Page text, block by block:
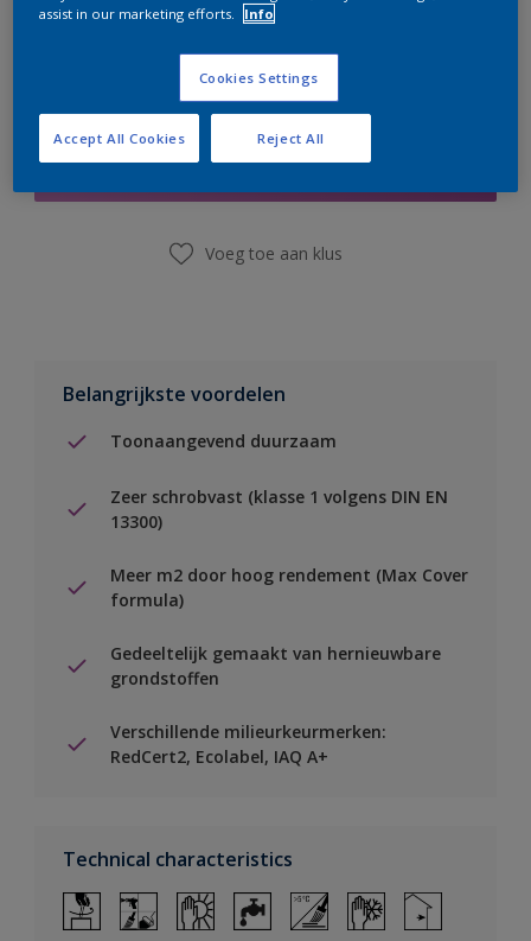
Boodschappenlijst
Voeg toe aan klus
Belangrijkste voordelen
Toonaangevend duurzaam
Zeer schrobvast (klasse 1 volgens DIN EN
13300)
Meer m2 door hoog rendement (Max Cover
formula)
Gedeeltelijk gemaakt van hernieuwbare
grondstoffen
Verschillende milieurkeurmerken:
RedCert2, Ecolabel, IAQ A+
Technical characteristics
assist in our marketing efforts.
Info
Cookies Settings
Reject All
Accept All Cookies